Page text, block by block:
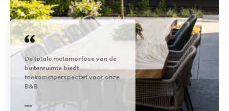
De totale metamorfose van de
buitenruimte biedt
toekomstperspectief voor onze
B&B.
—